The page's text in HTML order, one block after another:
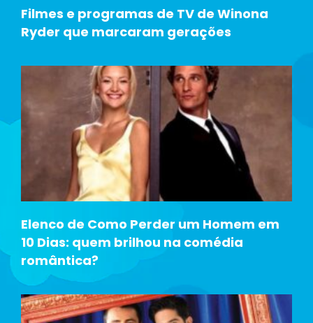
Filmes e programas de TV de Winona
Ryder que marcaram gerações
Elenco de Como Perder um Homem em
10 Dias: quem brilhou na comédia
romântica?